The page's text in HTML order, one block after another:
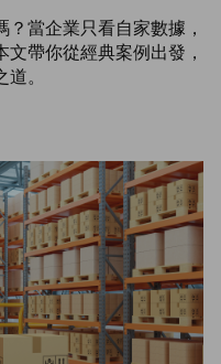
當企業只看自家數據，
帶你從經典案例出發，
。